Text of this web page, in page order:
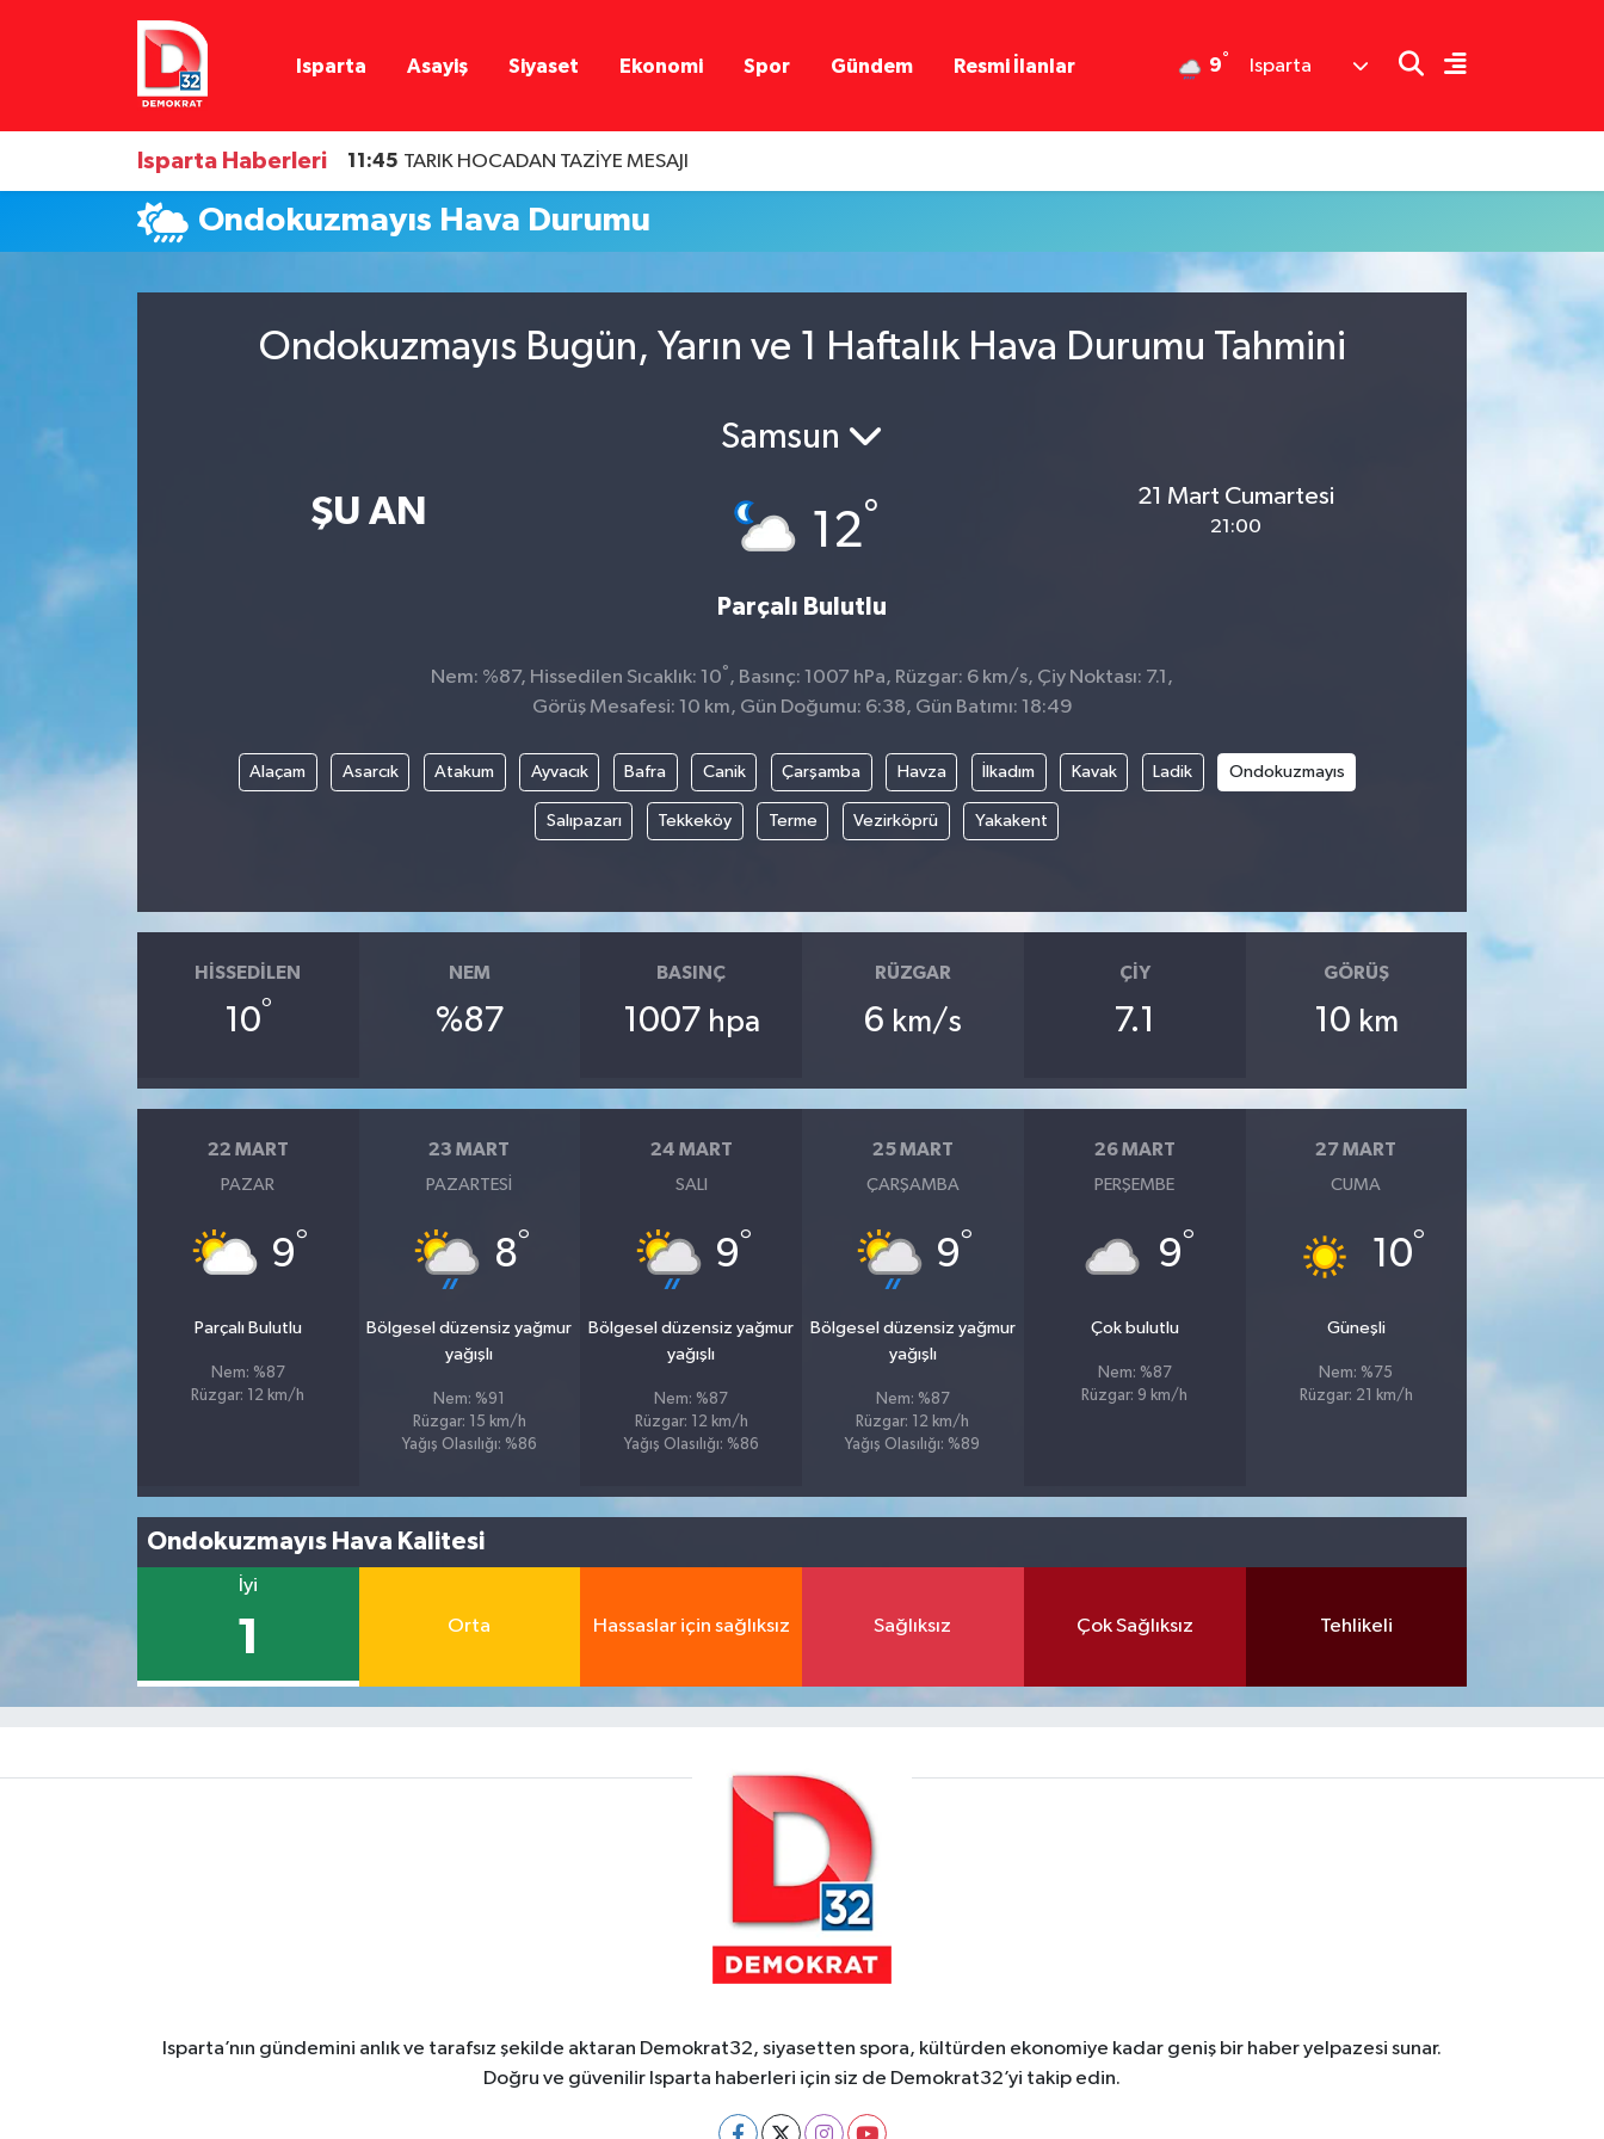
Isparta Asayiş Siyaset Ekonomi Spor Gündem Resmi İlanlar 9° Isparta
Isparta Haberleri 11:45 TARIK HOCADAN TAZİYE MESAJI
Ondokuzmayıs Hava Durumu
Ondokuzmayıs Bugün, Yarın ve 1 Haftalık Hava Durumu Tahmini
ŞU AN
Samsun
12°
Parçalı Bulutlu
21 Mart Cumartesi
21:00
Nem: %87, Hissedilen Sıcaklık: 10°, Basınç: 1007 hPa, Rüzgar: 6 km/s, Çiy Noktası: 7.1,
Görüş Mesafesi: 10 km, Gün Doğumu: 6:38, Gün Batımı: 18:49
Alaçam Asarcık Atakum Ayvacık Bafra Canik Çarşamba Havza İlkadım Kavak Ladik Ondokuzmayıs
Salıpazarı Tekkeköy Terme Vezirköprü Yakakent
HISSEDILEN
10°
NEM
%87
BASINÇ
1007 hpa
RÜZGAR
6 km/s
ÇIY
7.1
GÖRÜŞ
10 km
22 MART
PAZAR
9°
Parçalı Bulutlu
Nem: %87
Rüzgar: 12 km/h
23 MART
PAZARTESI
8°
Bölgesel düzensiz yağmur
yağışlı
Nem: %91
Rüzgar: 15 km/h
Yağış Olasılığı: %86
24 MART
SALI
9°
Bölgesel düzensiz yağmur
yağışlı
Nem: %87
Rüzgar: 12 km/h
Yağış Olasılığı: %86
25 MART
ÇARŞAMBA
9°
Bölgesel düzensiz yağmur
yağışlı
Nem: %87
Rüzgar: 12 km/h
Yağış Olasılığı: %89
26 MART
PERŞEMBE
9°
Çok bulutlu
Nem: %87
Rüzgar: 9 km/h
27 MART
CUMA
10°
Güneşli
Nem: %75
Rüzgar: 21 km/h
Ondokuzmayıs Hava Kalitesi
İyi
1 Orta Hassaslar için sağlıksız Sağlıksız Çok Sağlıksız Tehlikeli
Isparta’nın gündemini anlık ve tarafsız şekilde aktaran Demokrat32, siyasetten spora, kültürden ekonomiye kadar geniş bir haber yelpazesi sunar.
Doğru ve güvenilir Isparta haberleri için siz de Demokrat32’yi takip edin.
Isparta Nöbetçi Eczaneler
Isparta Hava Durumu
Isparta Namaz Vakitleri
Süper Lig Puan Durumu ve Fikstür